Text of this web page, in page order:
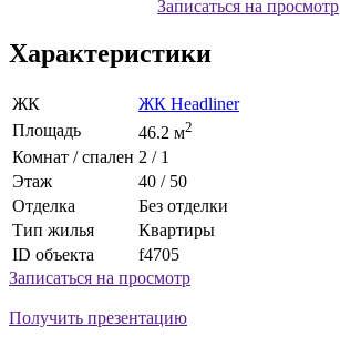
Записаться на просмотр
Характеристики
ЖК
ЖК Headliner
Площадь
46.2 м2
Комнат / спален 2 / 1
Этаж
40 / 50
Отделка
Без отделки
Тип жилья
Квартиры
ID объекта
f4705
Записаться на просмотр
Получить презентацию